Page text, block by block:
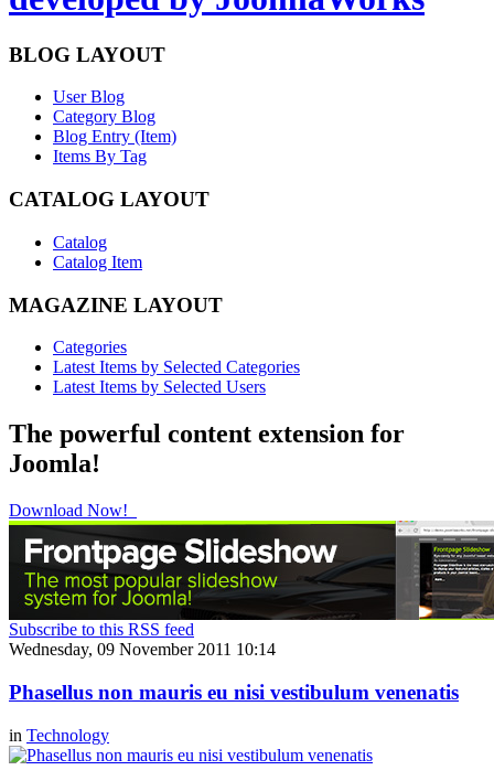
BLOG LAYOUT
User Blog
Category Blog
Blog Entry (Item)
Items By Tag
CATALOG LAYOUT
Catalog
Catalog Item
MAGAZINE LAYOUT
Categories
Latest Items by Selected Categories
Latest Items by Selected Users
The powerful content extension for
Joomla!
Download Now!
Subscribe to this RSS feed
Wednesday, 09 November 2011 10:14
Phasellus non mauris eu nisi vestibulum venenatis
in Technology